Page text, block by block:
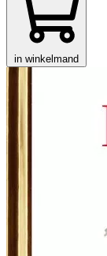
in winkelmand